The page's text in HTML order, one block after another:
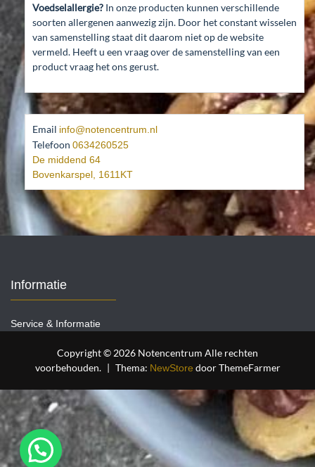
Voedselallergie? In onze producten kunnen verschillende
soorten allergenen aanwezig zijn. Door het constant wisselen
van samenstelling staat dit daarom niet op de website
vermeld. Heeft u een vraag over de samenstelling van een
product vraag het ons gerust.
Email info@notencentrum.nl
Telefoon 0634260525
De middend 64
Bovenkarspel 1611KT
Informatie
Service & Informatie
Copyright © 2026 Notencentrum Alle rechten
voorbehouden. | Thema: NewStore door ThemeFarmer
Heeft u een vraag stel ze gerust